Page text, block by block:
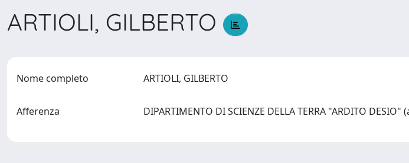
ARTIOLI, GILBERTO
Nome completo ARTIOLI, GILBERTO
Afferenza DIPARTIMENTO DI SCIENZE DELLA TERRA "ARDITO